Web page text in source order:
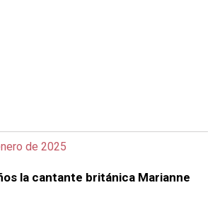
de 2025
la cantante británica Marianne